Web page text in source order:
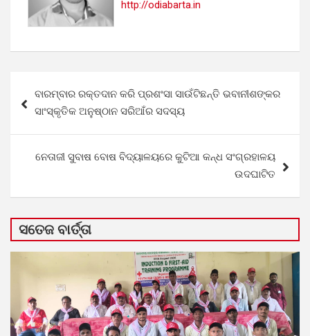
http://odiabarta.in
navigation
ବାରମ୍ବାର ରକ୍ତଦାନ କରି ପ୍ରଶଂସା ସାଉଁଟିଛନ୍ତି ଭବାନୀଶଙ୍କର
ସାଂସ୍କୃତିକ ଅନୁଷ୍ଠାନ ସରିଆଁର ସଦସ୍ୟ
ନେତାଜୀ ସୁବାଷ ବୋଷ ବିଦ୍ୟାଳୟରେ କୁଟିଆ କନ୍ଧ ସଂଗ୍ରହାଳୟ
ଉଦଘାଟିତ
ସତେଜ ବାର୍ତ୍ତା